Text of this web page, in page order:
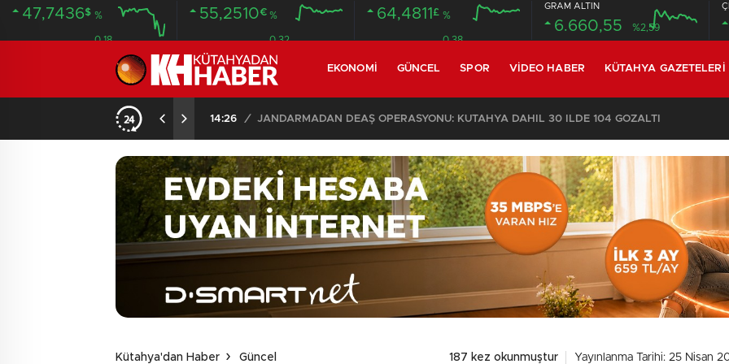
47,7436$ %
0.18
55,2510€ %
0.32
64,4811 £ %
0.38
GRAM ALTIN
6.660,55 %2,59
EKONOMI GÜNCEL SPOR VIDEO HABER KÜTAHYA GAZETELERI
14:26 / JANDARMADAN DEAŞ OPERASYONU: KÜTAHYA DAHİL 30 İLDE 104 GÖZALTI
Kütahya'dan Haber Güncel 187 kez okunmuştur Yayınlanma Tarihi: 25 Nisan